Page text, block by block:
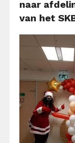
naar
van het